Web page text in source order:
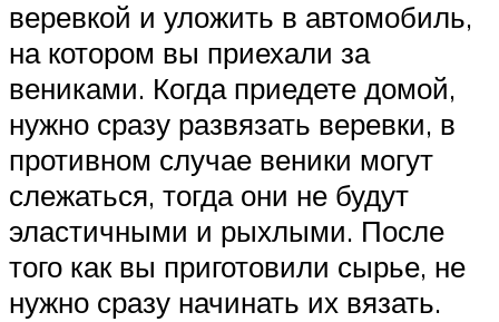
веревкой и уложить в автомобиль,
на котором вы приехали за
вениками. Когда приедете домой,
нужно сразу развязать веревки, в
противном случае веники могут
слежаться, тогда они не будут
эластичными и рыхлыми. После
того как вы приготовили сырье, не
нужно сразу начинать их вязать.